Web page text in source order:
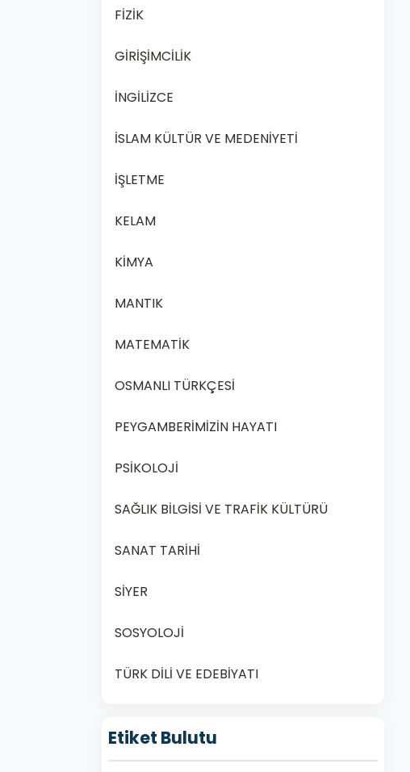
FİZİK
GİRİŞİMCİLİK
İNGİLİZCE
İSLAM KÜLTÜR VE MEDENİYETİ
İŞLETME
KELAM
KİMYA
MANTIK
MATEMATİK
OSMANLI TÜRKÇESİ
PEYGAMBERİMİZİN HAYATI
PSİKOLOJİ
SAĞLIK BİLGİSİ VE TRAFİK KÜLTÜRÜ
SANAT TARİHİ
SİYER
SOSYOLOJİ
TÜRK DİLİ VE EDEBİYATI
Etiket Bulutu